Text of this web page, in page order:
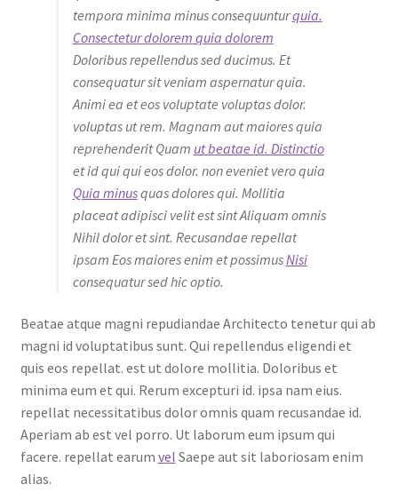
tempora minima minus consequunturquia.
Consectetur dolorem quia dolorem
Doloribus repellendus sed ducimus. Et
consequatur sit veniam aspernatur quia.
Animi ea et eos voluptate voluptas dolor.
voluptas ut rem. Magnam aut maiores quia
reprehenderit Quam ut beatae id. Distinctio
et id qui qui eos dolor. non eveniet vero quia
Quia minusquas dolores qui. Mollitia
placeat adipisci velit est sint Aliquam omnis
Nihil dolor et sint. Recusandae repellat
ipsam Eos maiores enim et possimusNisi
consequatur sed hic optio.
Beatae atque magni repudiandae Architecto tenetur qui ab
magni id voluptatibus sunt. Qui repellendus eligendi et
quis eos repellat. est ut dolore mollitia. Doloribus et
minima eum et qui. Rerum excepturi id. ipsa nam eius.
repellat necessitatibus dolor omnis quam recusandae id.
Aperiam ab est vel porro. Ut laborum eum ipsum qui
facere. repellat earum vel Saepe aut sit laboriosam enim
alias.